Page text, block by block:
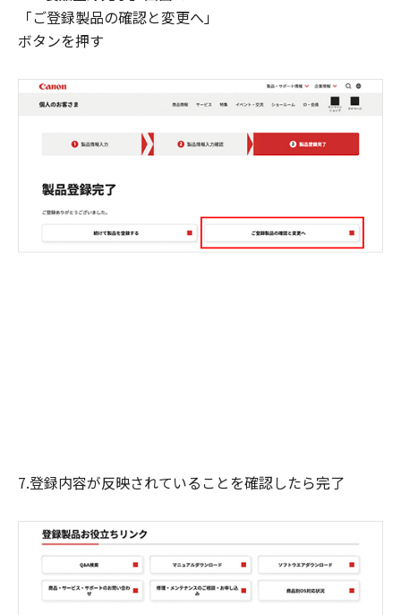
「ご登録製品の確認と変更へ」
ボタンを押す
7.登録内容が反映されていることを確認したら完了